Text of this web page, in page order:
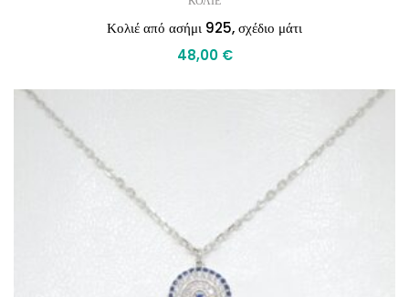
Κολιέ από ασήμι 925, σχέδιο μάτι
48,00 €